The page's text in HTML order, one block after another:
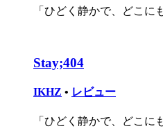
「ひどく静かで、どこに
Stay;404
IKHZ • レビュー
「ひどく静かで、どこに